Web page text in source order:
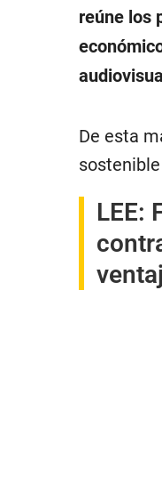
reúne los
De esta
LEE: